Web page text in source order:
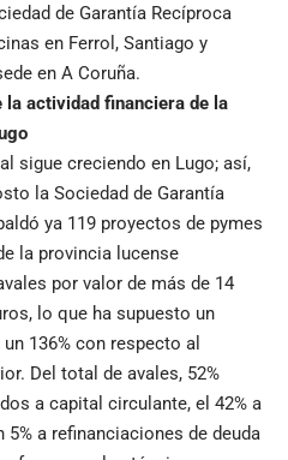
de Garantía Recíproca
en Ferrol, Santiago y
en A Coruña.
la actividad financiera de la
sigue creciendo en Lugo; así,
la Sociedad de Garantía
ya 119 proyectos de pymes
la provincia lucense
por valor de más de 14
lo que ha supuesto un
136% con respecto al
Del total de avales, 52%
a capital circulante, el 42% a
5% a refinanciaciones de deuda